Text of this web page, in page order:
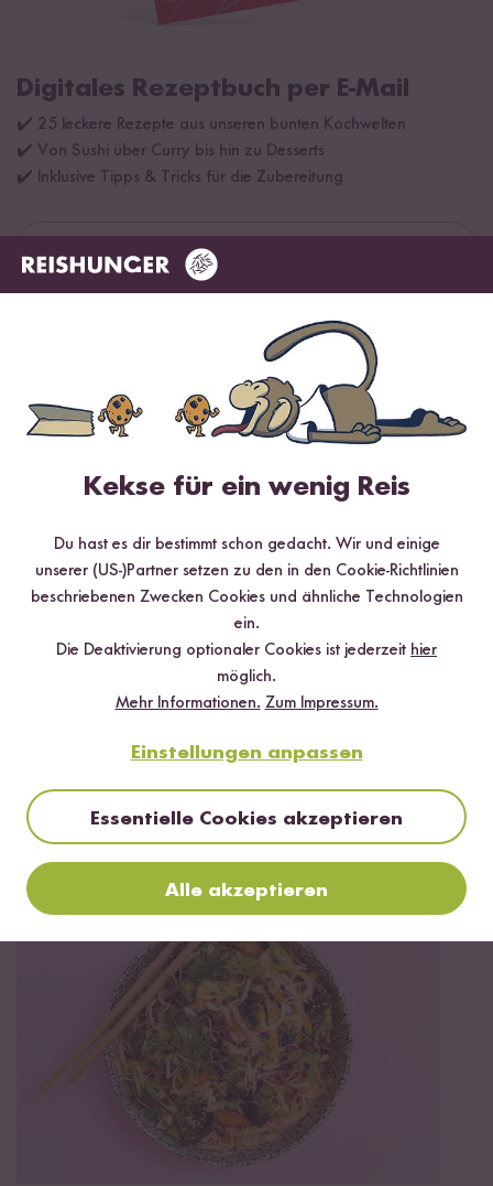
Digitales Rezeptbuch per E-Mail
✔️ 25 leckere Rezepte aus unseren bunten Kochwelten
✔️ Von Sushi über Curry bis hin zu Desserts
✔️ Inklusive Tipps & Tricks für die Zubereitung
Jetzt sichern
*Das Digitale Rezeptbuch wird dir nach vollständiger Anmeldung zum Newsletter
Mehr Rezepte mit Bio Reissirup
Veganer Milchreis mit Mandel-Beeren-Topping
aus dem Digitalen Reiskocher
Kekse für ein wenig Reis
Du hast es dir bestimmt schon gedacht. Wir und einige
unserer (US-)Partner setzen zu den in den Cookie-Richtlinien
beschriebenen Zwecken Cookies und ähnliche Technologien
ein.
Die Deaktivierung optionaler Cookies ist jederzeit hier
möglich.
Mehr Informationen. Zum Impressum.
Einstellungen anpassen
Essentielle Cookies akzeptieren
Alle akzeptieren